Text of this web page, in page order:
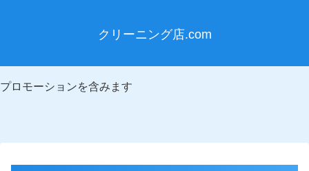
クリーニング店.com
プロモーションを含みます